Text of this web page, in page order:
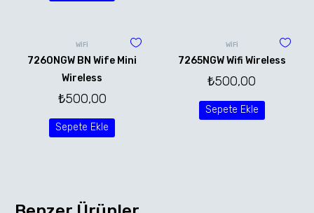
WİFİ
7260NGW BN Wife Mini
Wireless
₺500,00
Sepete Ekle
WİFİ
7265NGW Wifi Wireless
₺500,00
Sepete Ekle